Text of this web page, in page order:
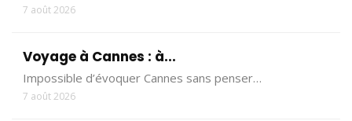
7 août 2026
Voyage à Cannes : à...
Impossible d’évoquer Cannes sans penser…
7 août 2026